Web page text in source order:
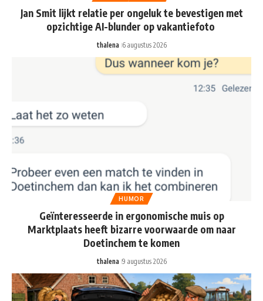
Jan Smit lijkt relatie per ongeluk te bevestigen met
opzichtige AI-blunder op vakantiefoto
thalena 6 augustus 2026
HUMOR
Geïnteresseerde in ergonomische muis op
Marktplaats heeft bizarre voorwaarde om naar
Doetinchem te komen
thalena 9 augustus 2026